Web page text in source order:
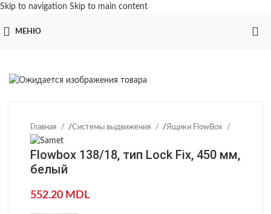
Skip to navigation Skip to main content
МЕНЮ
Главная /Системы выдвижения /Ящики FlowBox
Flowbox 138/18, тип Lock Fix, 450 мм,
белый
552.20 MDL